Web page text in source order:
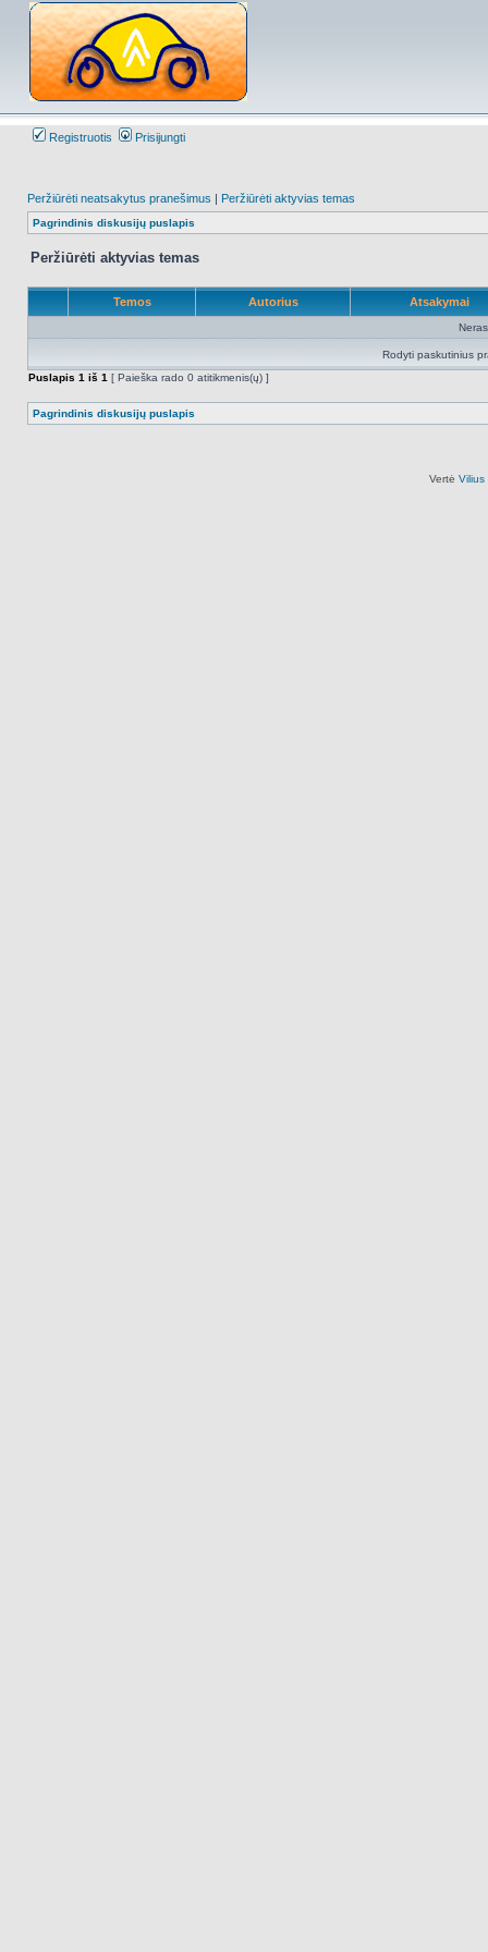
Registruotis Prisijungti
Peržiūrėti neatsakytus pranešimus | Peržiūrėti aktyvias temas
Pagrindinis diskusijų puslapis
Peržiūrėti aktyvias temas
Temos Autorius Atsakymai
Rodyti paskutinius
Puslapis 1 iš 1 [ Paieška rado 0 atitikmenis(ų) ]
Pagrindinis diskusijų puslapis
Vertė Vilius